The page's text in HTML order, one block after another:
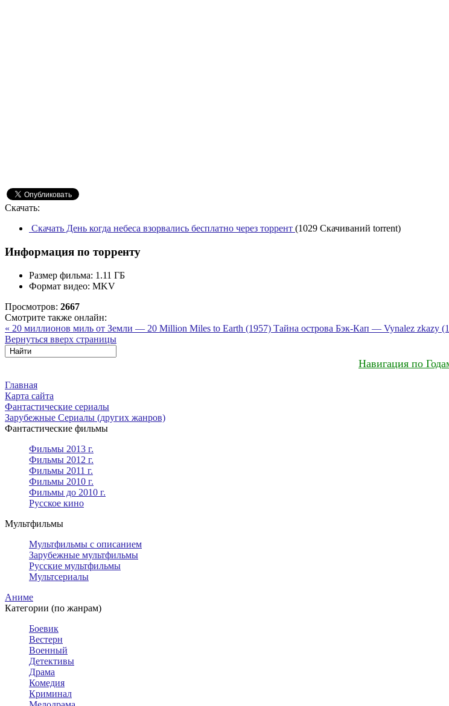
Скачать:
Скачать День когда небеса взорвались бесплатно через торрент (1029 Скачиваний torrent)
Информация по торренту
Размер фильма: 1.11 ГБ
Формат видео: MKV
Просмотров: 2667
Смотрите также онлайн:
« 20 миллионов миль от Земли — 20 Million Miles to Earth (1957) Тайна острова Бэк-Кап — Vynalez zkazy
Вернуться вверх страницы
Навигация по
Главная
Карта сайта
Фантастические сериалы
Зарубежные Сериалы (других жанров)
Фантастические фильмы
Фильмы 2013 г.
Фильмы 2012 г.
Фильмы 2011 г.
Фильмы 2010 г.
Фильмы до 2010 г.
Русское кино
Мультфильмы
Мультфильмы с описанием
Зарубежные мультфильмы
Русские мультфильмы
Мультсериалы
Аниме
Категории (по жанрам)
Боевик
Вестерн
Военный
Детективы
Драма
Комедия
Криминал